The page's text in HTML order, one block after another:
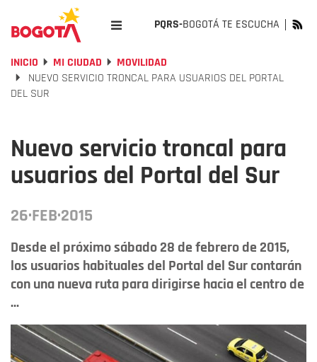
PQRS-BOGOTÁ TE ESCUCHA
INICIO MI CIUDAD
MOVILIDAD
NUEVO SERVICIO TRONCAL PARA USUARIOS DEL PORTAL
DEL SUR
Nuevo servicio troncal para
usuarios del Portal del Sur
26·FEB·2015
Desde el próximo sábado 28 de febrero de 2015,
los usuarios habituales del Portal del Sur contarán
con una nueva ruta para dirigirse hacia el centro de
...